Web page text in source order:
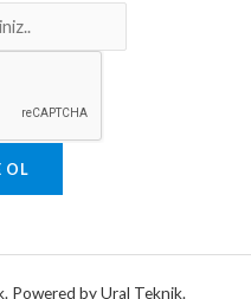
OL
Powered by Ural Teknik.